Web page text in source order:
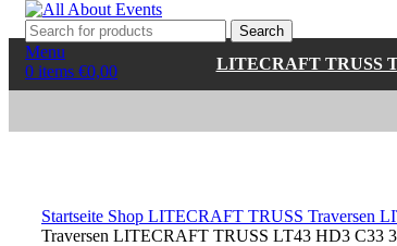
Search
Menu
0 items €0,00 LITECRAFT TRUSS
Startseite Shop LITECRAFT TRUSS Traversen
Traversen LITECRAFT TRUSS LT43 HD3 C33